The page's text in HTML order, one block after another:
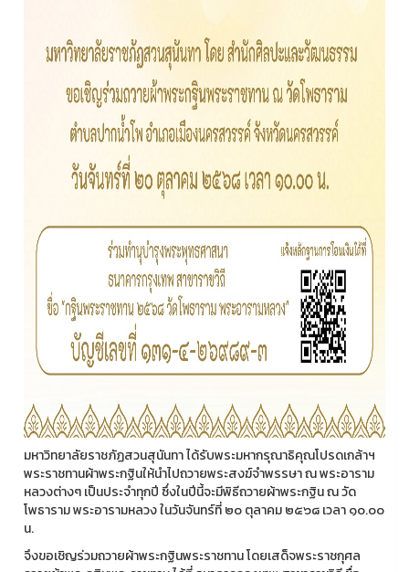
มหาวิทยาลัยราชภัฏสวนสุนันทา ได้รับพระมหากรุณาธิคุณโปรดเกล้าฯ
พระราชทานผ้าพระกฐินให้นำไปถวายพระสงฆ์จำพรรษา ณ พระอาราม
หลวงต่างๆ เป็นประจำทุกปี ซึ่งในปีนี้จะมีพิธีถวายผ้าพระกฐิน ณ วัด
โพธาราม พระอารามหลวง ในวันจันทร์ที่ ๒๐ ตุลาคม ๒๕๖๘ เวลา ๑๐.๐๐
น.
จึงขอเชิญร่วมถวายผ้าพระกฐินพระราชทาน โดยเสด็จพระราชกุศล